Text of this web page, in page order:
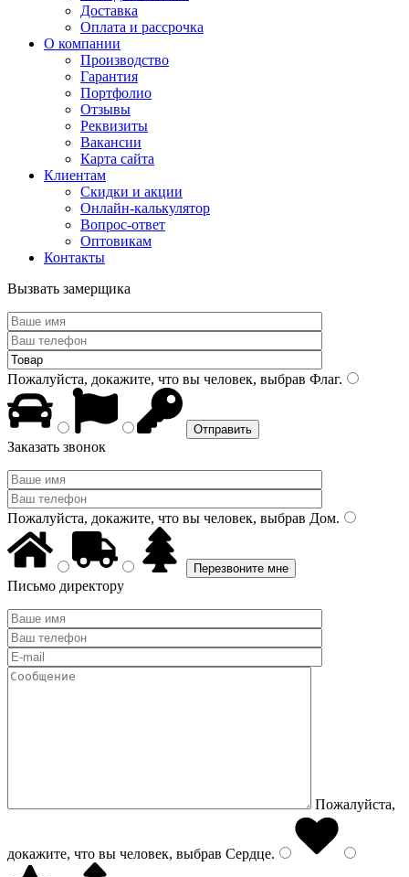
Доставка
Оплата и рассрочка
О компании
Производство
Гарантия
Портфолио
Отзывы
Реквизиты
Вакансии
Карта сайта
Клиентам
Скидки и акции
Онлайн-калькулятор
Вопрос-ответ
Оптовикам
Контакты
Вызвать замерщика
Пожалуйста, докажите, что вы человек, выбрав Флаг.
Заказать звонок
Пожалуйста, докажите, что вы человек, выбрав Дом.
Письмо директору
Пожалуйста,
докажите, что вы человек, выбрав Сердце.